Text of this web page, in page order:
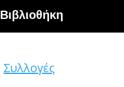
Συλλογές